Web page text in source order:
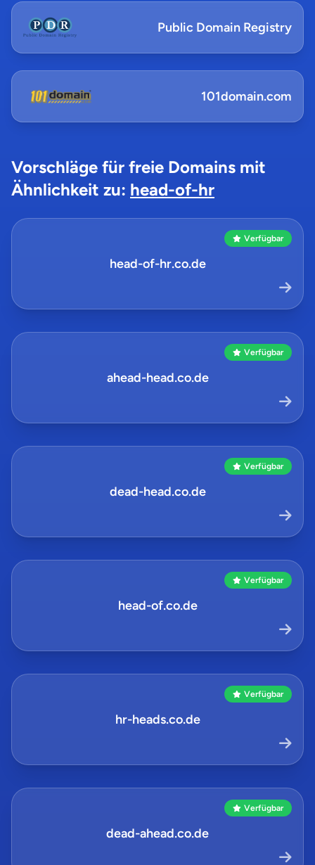
Public Domain Registry
101domain.com
Vorschläge für freie Domains mit
Ähnlichkeit zu: head-of-hr
Verfügbar
head-of-hr.co.de
Verfügbar
ahead-head.co.de
Verfügbar
dead-head.co.de
Verfügbar
head-of.co.de
Verfügbar
hr-heads.co.de
Verfügbar
dead-ahead.co.de